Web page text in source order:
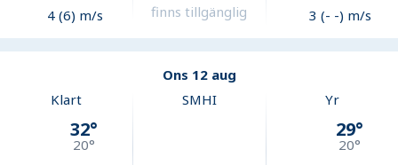
4 (6) m/s
finns tillgänglig
3 (- -) m/s
Ons 12 aug
Klart
32°
20°
SMHI Yr
29°
20°